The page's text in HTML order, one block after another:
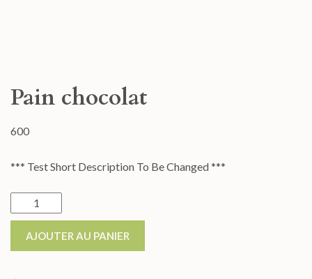
Pain chocolat
600
*** Test Short Description To Be Changed ***
AJOUTER AU PANIER